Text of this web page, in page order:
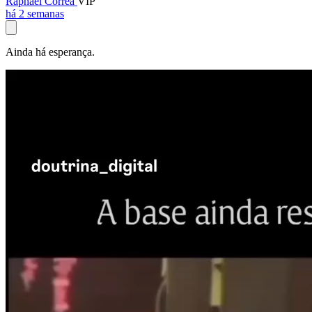
há 2 semanas
Ainda há esperança.